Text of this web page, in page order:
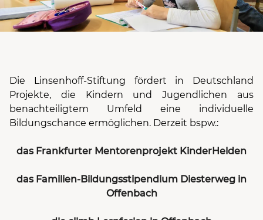
Die Linsenhoff-Stiftung fördert in Deutschland
Projekte, die Kindern und Jugendlichen aus
benachteiligtem Umfeld eine individuelle
Bildungschance ermöglichen. Derzeit bspw.:
das Frankfurter Mentorenprojekt KinderHelden
das Familien-Bildungsstipendium Diesterweg in
Offenbach